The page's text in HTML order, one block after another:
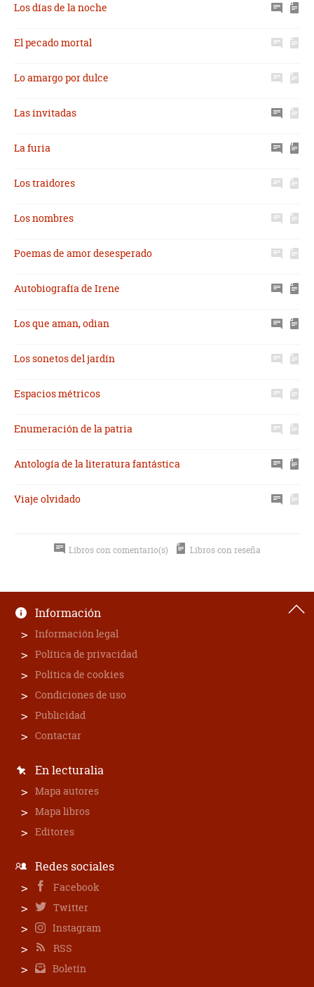
Los días de la noche
El pecado mortal
Lo amargo por dulce
Las invitadas
La furia
Los traidores
Los nombres
Poemas de amor desesperado
Autobiografía de Irene
Los que aman, odian
Los sonetos del jardín
Espacios métricos
Enumeración de la patria
Antología de la literatura fantástica
Viaje olvidado
Libros con comentario(s) Libros con reseña
Información
Información legal
Política de privacidad
Política de cookies
Condiciones de uso
Publicidad
Contactar
En lecturalia
Mapa autores
Mapa libros
Editores
Redes sociales
Facebook
Twitter
Instagram
RSS
Boletín